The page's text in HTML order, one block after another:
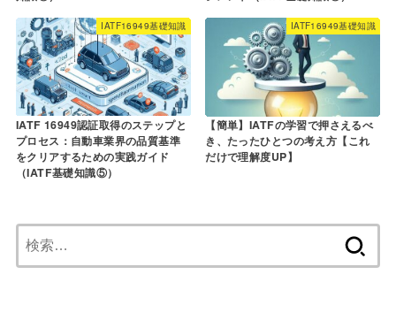
IATF16949基礎知識
IATF 16949認証取得のステップと
プロセス：自動車業界の品質基準
をクリアするための実践ガイド
（IATF基礎知識⑤）
IATF16949基礎知識
【簡単】IATFの学習で押さえるべ
き、たったひとつの考え方【これ
だけで理解度UP】
索: